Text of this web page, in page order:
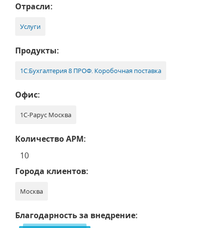
Отрасли:
Услуги
Продукты:
1С:Бухгалтерия 8 ПРОФ. Коробочная поставка
Офис:
1С-Рарус Москва
Количество АРМ:
10
Города клиентов:
Москва
Благодарность за внедрение: